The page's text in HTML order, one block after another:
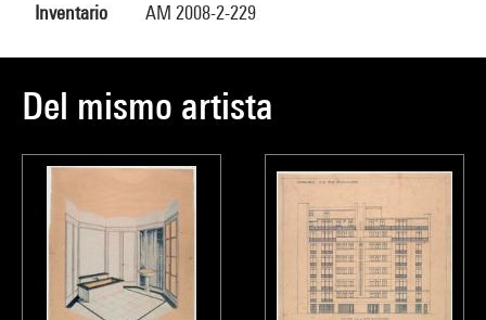
Inventario AM 2008-2-229
Del mismo artista